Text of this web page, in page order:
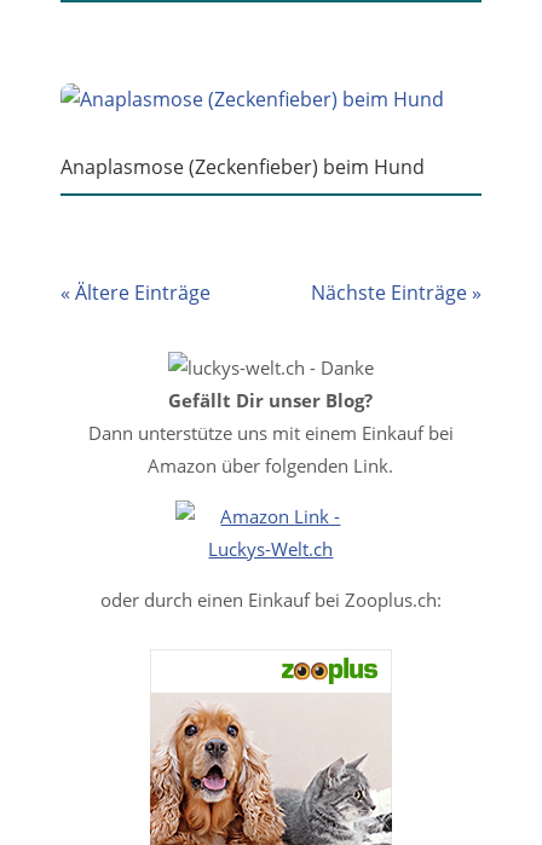
Anaplasmose (Zeckenfieber) beim Hund
« Ältere Einträge Nächste Einträge »
Gefällt Dir unser Blog?
Dann unterstütze uns mit einem Einkauf bei
Amazon über folgenden Link.
oder durch einen Einkauf bei Zooplus.ch: